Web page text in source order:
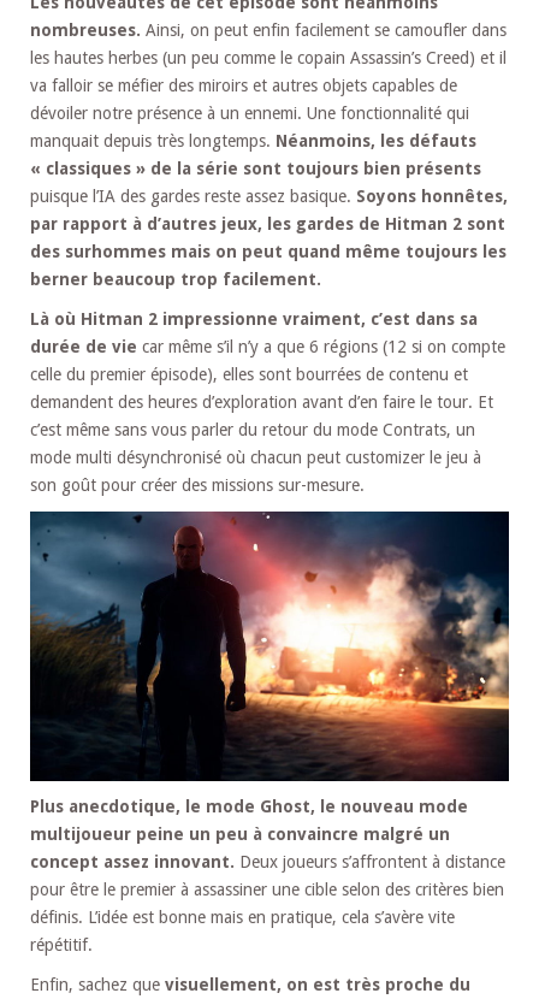
nombreuses. Ainsi, on peut enfin facilement se camoufler dans
les hautes herbes (un peu comme le copain Assassin’s Creed) et il
va falloir se méfier des miroirs et autres objets capables de
dévoiler notre présence à un ennemi. Une fonctionnalité qui
manquait depuis très longtemps. Néanmoins, les défauts
« classiques » de la série sont toujours bien présents
puisque l’IA des gardes reste assez basique. Soyons honnêtes,
par rapport à d’autres jeux, les gardes de Hitman 2 sont
des surhommes mais on peut quand même toujours les
berner beaucoup trop facilement.
Là où Hitman 2 impressionne vraiment, c’est dans sa
durée de vie car même s’il n’y a que 6 régions (12 si on compte
celle du premier épisode), elles sont bourrées de contenu et
demandent des heures d’exploration avant d’en faire le tour. Et
c’est même sans vous parler du retour du mode Contrats, un
mode multi désynchronisé où chacun peut customizer le jeu à
son goût pour créer des missions sur-mesure.
Plus anecdotique, le mode Ghost, le nouveau mode
multijoueur peine un peu à convaincre malgré un
concept assez innovant. Deux joueurs s’affrontent à distance
pour être le premier à assassiner une cible selon des critères bien
définis. L’idée est bonne mais en pratique, cela s’avère vite
répétitif.
Enfin, sachez que visuellement, on est très proche du